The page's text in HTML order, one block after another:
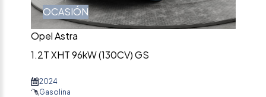
OCASIÓN
Opel Astra
1.2T XHT 96kW (130CV) GS
2024
Gasolina